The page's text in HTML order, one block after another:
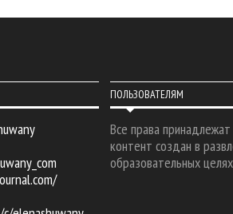
ПОЛЬЗОВАТЕЛЯМ
Все права
контент создан в
образовательных